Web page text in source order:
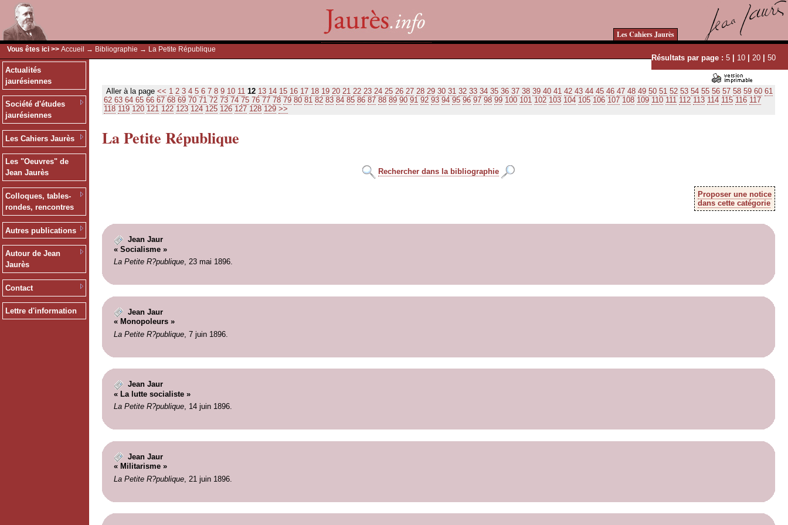
Les Cahiers Jaurès
Vous êtes ici >> Accueil → Bibliographie → La Petite République
Résultats par page : 5 | 10 | 20 | 50
Actualités
jaurésiennes
Société d'études
jaurésiennes
Les Cahiers Jaurès
Les "Oeuvres" de
Jean Jaurès
Colloques, tables-
rondes, rencontres
Autres publications
Autour de Jean
Jaurès
Contact
Lettre d'information
Aller à la page << 1 2 3 4 5 6 7 8 9 10 11 12 13 14 15 16 17 18 19 20 21 22 23 24 25 26 27 28 29 30 31 32 33 34 35 36 37 38 39 40 41 42 43 44 45 46 47 48 49 50 51 52 53 54 55 56 57 58 59 60 61
62 63 64 65 66 67 68 69 70 71 72 73 74 75 76 77 78 79 80 81 82 83 84 85 86 87 88 89 90 91 92 93 94 95 96 97 98 99 100 101 102 103 104 105 106 107 108 109 110 111 112 113 114 115 116 117
118 119 120 121 122 123 124 125 126 127 128 129 >>
La Petite République
Rechercher dans la bibliographie
Proposer une notice
dans cette catégorie
Jean Jaur
« Socialisme »
La Petite R?publique, 23 mai 1896.
Jean Jaur
« Monopoleurs »
La Petite R?publique, 7 juin 1896.
Jean Jaur
« La lutte socialiste »
La Petite R?publique, 14 juin 1896.
Jean Jaur
« Militarisme »
La Petite R?publique, 21 juin 1896.